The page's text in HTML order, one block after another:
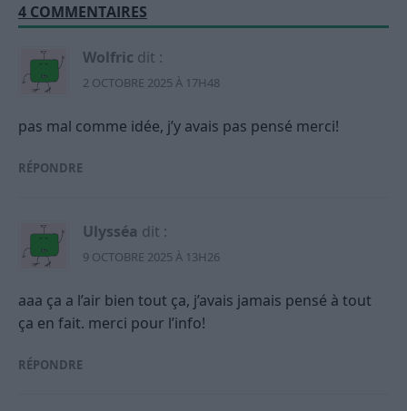
4 COMMENTAIRES
Wolfric dit :
2 OCTOBRE 2025 À 17H48
pas mal comme idée, j’y avais pas pensé merci!
RÉPONDRE
Ulysséa dit :
9 OCTOBRE 2025 À 13H26
aaa ça a l’air bien tout ça, j’avais jamais pensé à tout
ça en fait. merci pour l’info!
RÉPONDRE